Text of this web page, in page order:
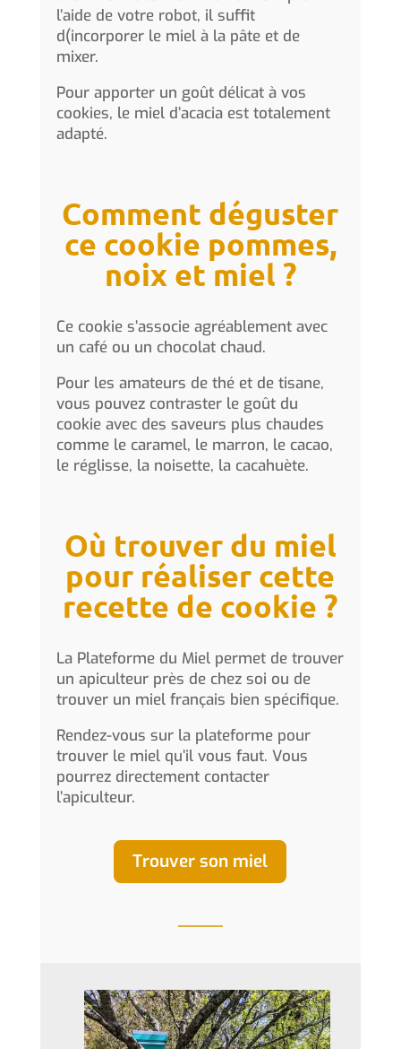
l’aide de votre robot, il suffit
d(incorporer le miel à la pâte et de
mixer.
Pour apporter un goût délicat à vos
cookies, le miel d’acacia est totalement
adapté.
Comment déguster
ce cookie pommes,
noix et miel ?
Ce cookie s’associe agréablement avec
un café ou un chocolat chaud.
Pour les amateurs de thé et de tisane,
vous pouvez contraster le goût du
cookie avec des saveurs plus chaudes
comme le caramel, le marron, le cacao,
le réglisse, la noisette, la cacahuète.
Où trouver du miel
pour réaliser cette
recette de cookie ?
La Plateforme du Miel permet de trouver
un apiculteur près de chez soi ou de
trouver un miel français bien spécifique.
Rendez-vous sur la plateforme pour
trouver le miel qu’il vous faut. Vous
pourrez directement contacter
l’apiculteur.
Trouver son miel